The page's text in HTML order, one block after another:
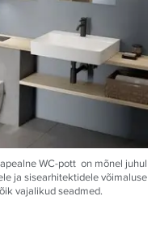
WC-pott on mõnel juhul
ja sisearhitektidele võimaluse
vajalikud seadmed.